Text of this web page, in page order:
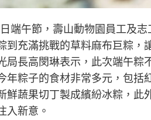
端午節，壽山動物園員工及
到充滿挑戰的草料麻布巨粽，
局長高閔琳表示，此次端午粽
年粽子的食材非常多元，包括
鮮蔬果切丁製成繽紛冰粽，此
入新意。